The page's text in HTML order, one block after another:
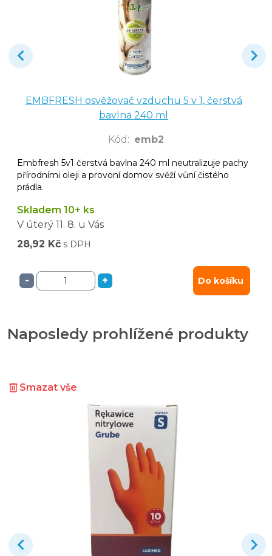
EMBFRESH osvěžovač vzduchu 5 v 1, čerstvá
bavlna 240 ml
Kód : emb2
Embfresh 5v1 čerstvá bavlna 240 ml neutralizuje pachy
přírodními oleji a provoní domov svěží vůní čistého
prádla.
Skladem 10+ ks
V úterý 11. 8. u Vás
28,92 Kč s DPH
- + Do košíku
Naposledy prohlížené produkty
Smazat vše